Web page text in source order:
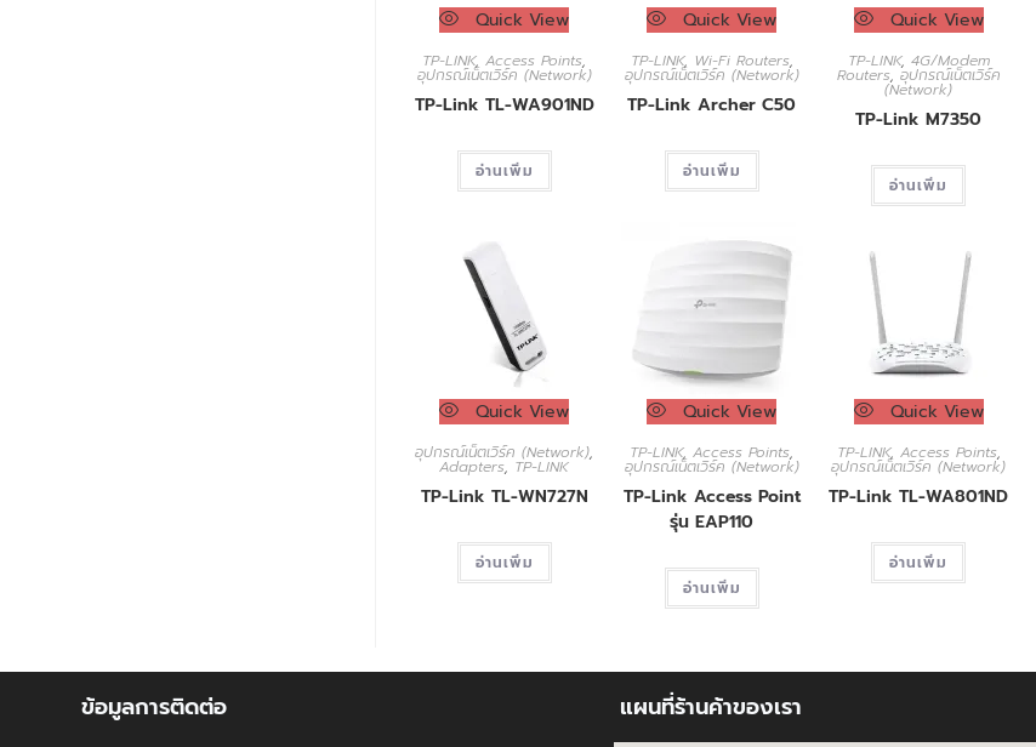
Quick View
TP-LINK,Access Points,
อุปกรณ์เน็ตเวิร์ค (Network)
TP-Link TL-WA901ND
อ่านเพิ่ม
Quick View
TP-LINK, Wi-Fi Routers,
อุปกรณ์เน็ตเวิร์ค (Network)
TP-Link Archer C50
อ่านเพิ่ม
Quick View
TP-LINK, 4G/Modem
Routers, อุปกรณ์เน็ตเวิร์ค
(Network)
TP-Link M7350
อ่านเพิ่ม
Quick View
อุปกรณ์เน็ตเวิร์ค (Network),
Adapters, TP-LINK
TP-Link TL-WN727N
อ่านเพิ่ม
Quick View
TP-LINK,Access Points,
อุปกรณ์เน็ตเวิร์ค (Network)
TP-Link Access Point
รุ่น EAP110
อ่านเพิ่ม
Quick View
TP-LINK, Access Points,
อุปกรณ์เน็ตเวิร์ค (Network)
TP-Link TL-WA801ND
อ่านเพิ่ม
ข้อมูลการติดต่อ แผนที่ร้านค้าของเรา